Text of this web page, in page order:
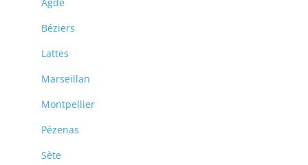
Béziers
Lattes
Marseillan
Montpellier
Pézenas
Sète